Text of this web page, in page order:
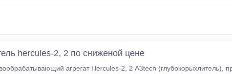
hercules-2, 2 по сниженой цене
агрегат Hercules-2, 2 A3tech (глубокорыхлитель), предназначена для обработки